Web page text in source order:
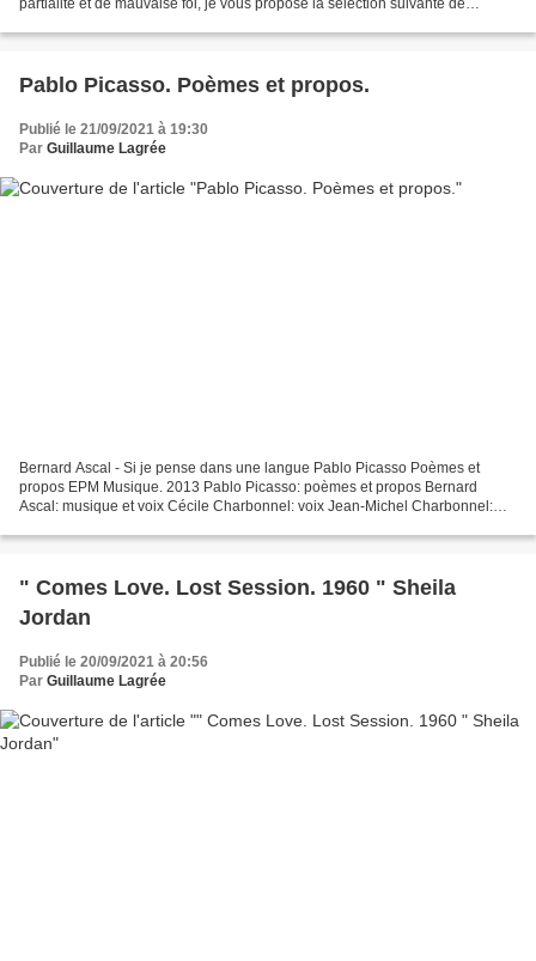
Pablo Picasso. Poèmes et propos.
Publié le 21/09/2021 à 19:30
Par Guillaume Lagrée
Bernard Ascal - Si je pense dans une langue Pablo Picasso Poèmes et
propos EPM Musique. 2013 Pablo Picasso: poèmes et propos Bernard
Ascal: musique et voix Cécile Charbonnel: voix Jean-Michel Charbonnel:
" Comes Love. Lost Session. 1960 " Sheila
Jordan
Publié le 20/09/2021 à 20:56
Par Guillaume Lagrée